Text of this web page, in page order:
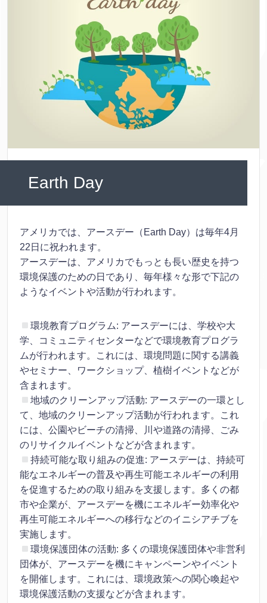
Earth Day
アメリカでは、アースデー（Earth Day）は毎年4月
22日に祝われます。
アースデーは、アメリカでもっとも長い歴史を持つ
環境保護のための日であり、毎年様々な形で下記の
ようなイベントや活動が行われます。
環境教育プログラム: アースデーには、学校や大
学、コミュニティセンターなどで環境教育プログラ
ムが行われます。これには、環境問題に関する講義
やセミナー、ワークショップ、植樹イベントなどが
含まれます。
地域のクリーンアップ活動: アースデーの一環とし
て、地域のクリーンアップ活動が行われます。これ
には、公園やビーチの清掃、川や道路の清掃、ごみ
のリサイクルイベントなどが含まれます。
持続可能な取り組みの促進: アースデーは、持続可
能なエネルギーの普及や再生可能エネルギーの利用
を促進するための取り組みを支援します。多くの都
市や企業が、アースデーを機にエネルギー効率化や
再生可能エネルギーへの移行などのイニシアチブを
実施します。
環境保護団体の活動: 多くの環境保護団体や非営利
団体が、アースデーを機にキャンペーンやイベント
を開催します。これには、環境政策への関心喚起や
環境保護活動の支援などが含まれます。